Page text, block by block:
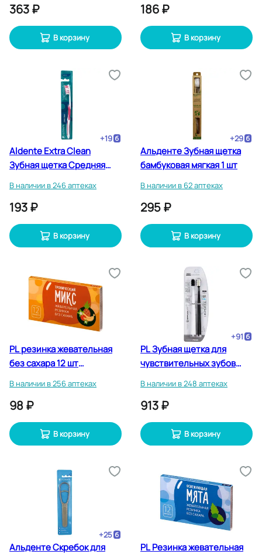
363 ₽
В корзину
186 ₽
В корзину
+19
Aldente Extra Clean
Зубная щетка Средняя
В наличии в 246 аптеках
193 ₽
В корзину
+29
Альденте Зубная щетка
бамбуковая мягкая 1 шт
В наличии в 62 аптеках
295 ₽
В корзину
PL резинка жевательная
без сахара 12 шт
В наличии в 256 аптеках
98 ₽
В корзину
+91
PL Зубная щетка для
чувствительных зубов
2 шт
В наличии в 248 аптеках
913 ₽
В корзину
+25
Альденте Скребок для PL Резинка жевательная